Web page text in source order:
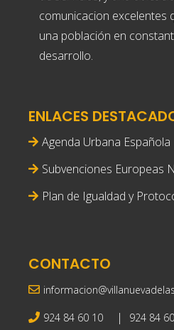
comunicacion excelentes
una población en
desarrollo.
ENLACES
Agenda Urbana Española
Subvenciones Europeas
Plan de Igualdad y
CONTACTO
924 84 60 10 | 924 84